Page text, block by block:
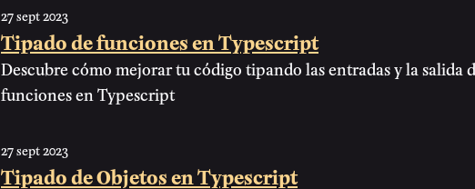
27 sept 2023
Tipado de funciones en Typescript
Descubre cómo mejorar tu código tipando las entradas y la salida
funciones en Typescript
27 sept 2023
Tipado de Objetos en Typescript